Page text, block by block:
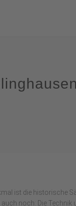
ist die historische
noch: Die